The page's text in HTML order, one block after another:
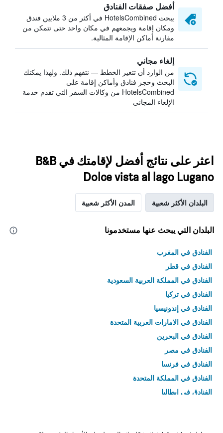
أفضل صفقات الفنادق
يبحث HotelsCombined في أكثر من 3 ملايين فندق
ومكان إقامة ويجمعهم في مكان واحد حتى تتمكن من
مقارنة أماكن الإقامة المثالية.
إلغاء مجاني
من الوارد أن تتغير الخطط — نتفهم ذلك. ولهذا يمكنك
البحث وحجز فنادق وأماكن إقامة على
HotelsCombined من وكالات السفر التي تقدم خدمة
الإلغاء المجاني
اعثر على نتائج أفضل لإقامتك في B&B
Dolce vista al lago Lugano
البلدان الأكثر شعبية المدن الأكثر شعبية
البلدان التي يبحث عنها مستخدمونا
الفنادق في المغرب
الفنادق في قطر
الفنادق في المملكة العربية السعودية
الفنادق في تركيا
الفنادق في إندونيسيا
الفنادق في الامارات العربية المتحدة
الفنادق في البحرين
الفنادق في مصر
الفنادق في فرنسا
الفنادق في المملكة المتحدة
الفنادق في إيطاليا